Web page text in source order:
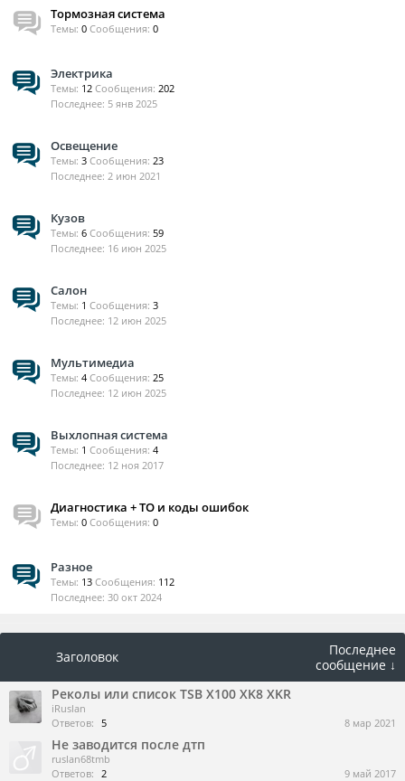
Тормозная система
Темы: 0 Сообщения: 0
Электрика
Темы: 12 Сообщения: 202
5 янв 2025
Освещение
Темы: 3 Сообщения: 23
2 июн 2021
Кузов
Темы: 6 Сообщения: 59
16 июн 2025
Салон
Темы: 1 Сообщения: 3
12 июн 2025
Мультимедиа
Темы: 4 Сообщения: 25
12 июн 2025
Выхлопная система
Темы: 1 Сообщения: 4
12 ноя 2017
Диагностика + ТО и коды ошибок
Темы: 0 Сообщения: 0
Разное
Темы: 13 Сообщения: 112
30 окт 2024
Заголовок
Последнее
сообщение ↓
Реколы или список TSB X100 XK8 XKR
iRuslan
Ответов: 5 8 мар 2021
Не заводится после дтп
ruslan68tmb
Ответов: 2 9 май 2017